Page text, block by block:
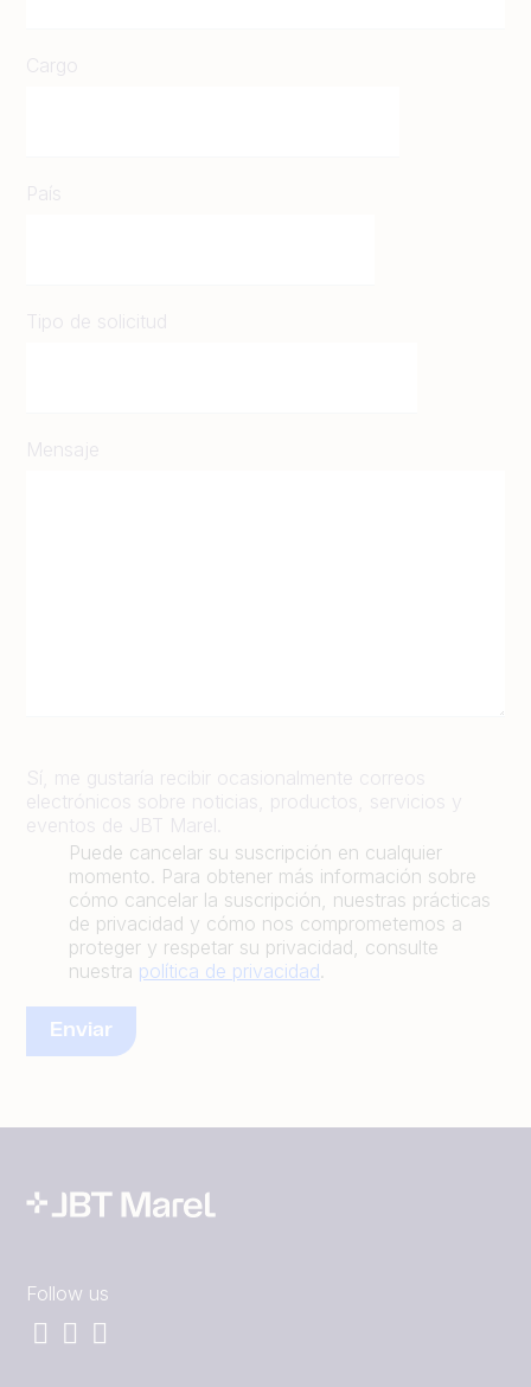
Cargo
País
Tipo de solicitud
Mensaje
Sí, me gustaría recibir ocasionalmente correos
electrónicos sobre noticias, productos, servicios y
eventos de JBT Marel.
Puede cancelar su suscripción en cualquier
momento. Para obtener más información sobre
cómo cancelar la suscripción, nuestras prácticas
de privacidad y cómo nos comprometemos a
proteger y respetar su privacidad, consulte
nuestra política de privacidad.
Follow us